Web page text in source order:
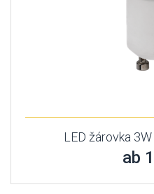
LED žárovka
ab